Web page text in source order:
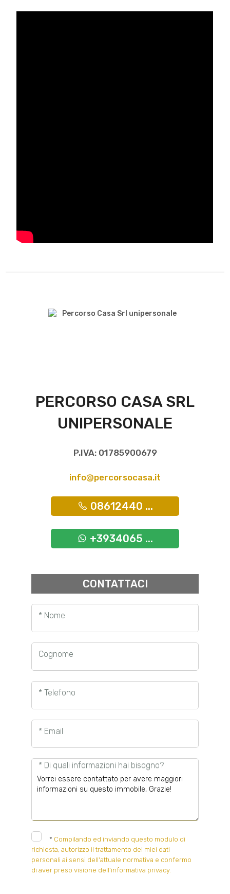
PERCORSO CASA SRL
UNIPERSONALE
P.IVA: 01785900679
info@percorsocasa.it
08612440 ...
+3934065 ...
CONTATTACI
* Nome
Cognome
* Telefono
* Email
* Di quali informazioni hai bisogno?
* Compilando ed inviando questo modulo di
richiesta, autorizzo il trattamento dei miei dati
personali ai sensi dell'attuale normativa e confermo
di aver preso visione dell'informativa privacy.